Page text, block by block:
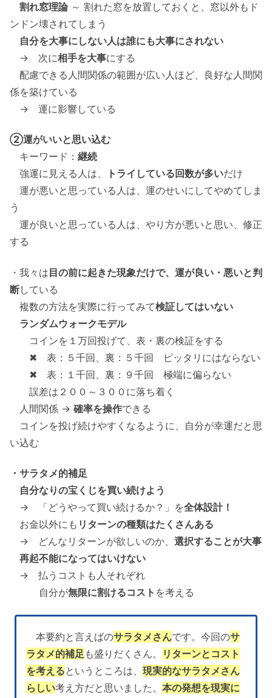
割れ窓理論～ 割れた窓を放置しておくと、窓以外もド
ンドン壊されてしまう
自分を大事にしない人は誰にも大事にされない
→ 次に相手を大事にする
配慮できる人間関係の範囲が広い人ほど、良好な人間関
係を築けている
→ 運に影響している
②運がいいと思い込む
キーワード： 継続
強運に見える人は、
トライしている回数が多いだけ
運が悪いと思っている人は、運のせいにしてやめてしま
う
運が良いと思っている人は、やり方が悪いと思い、修正
する
・我々は目の前に起きた現象だけで、運が良い・悪いと判
断している
複数の方法を実際に行ってみて検証してはいない
ランダムウォークモデル
コインを１万回投げて、表・裏の検証をする
✖ 表：５千回、裏：５千回 ピッタリにはならない
✖ 表：１千回、裏：９千回 極端に偏らない
誤差は２００～３００に落ち着く
人間関係 → 確率を操作できる
コインを投げ続けやすくなるように、自分が幸運だと思
い込む
・サラタメ的補足
自分なりの宝くじを買い続けよう
→ 「どうやって買い続けるか？」を全体設計！
お金以外にも リターンの種類はたくさんある
→ どんなリターンが欲しいのか、 選択することが大事
再起不能になってはいけない
→ 払うコストも人それぞれ
自分が無限に割けるコスト を考える
本要約と言えばのサラタメさんです。今回のサ
ラタメ的補足 も盛りだくさん。
リターンとコスト
を考えるというところは、現実的なサラタメさん
らしい考え方だと思いました。本の発想を現実に